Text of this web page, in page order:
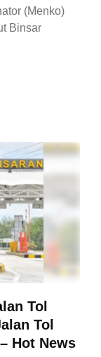
(Menko)
Binsar
Tol
Tol
Hot News